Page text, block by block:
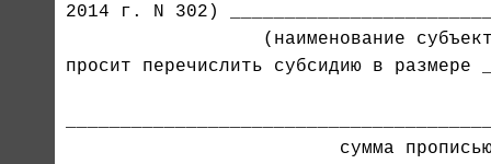
2014 г. N 302)
(наименование
просит перечислить субсидию в размере